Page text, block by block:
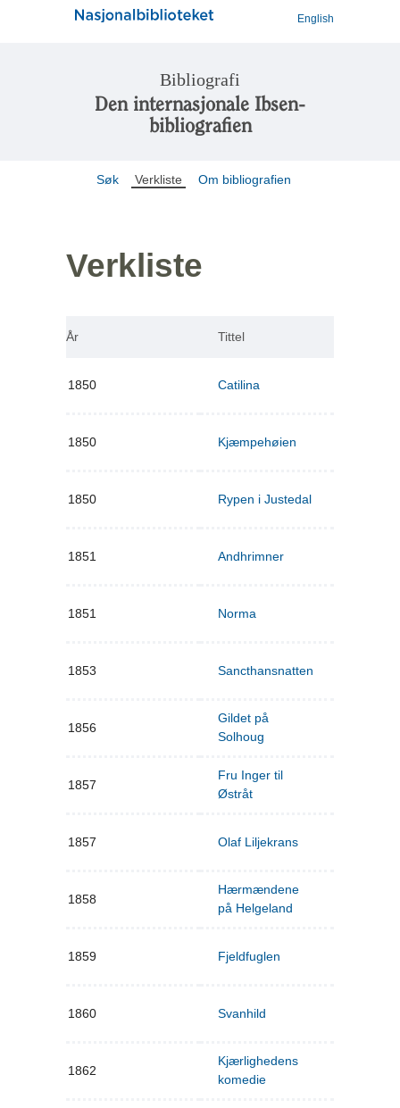
English
Bibliografi
Den internasjonale Ibsen-
bibliografien
Søk Verkliste Om bibliografien
Verkliste
År Tittel
1850 Catilina
1850 Kjæmpehøien
1850 Rypen i Justedal
1851 Andhrimner
1851 Norma
1853 Sancthansnatten
1856
Gildet på
Solhoug
1857
Fru Inger til
Østråt
1857 Olaf Liljekrans
1858
Hærmændene
på Helgeland
1859 Fjeldfuglen
1860 Svanhild
1862
Kjærlighedens
komedie